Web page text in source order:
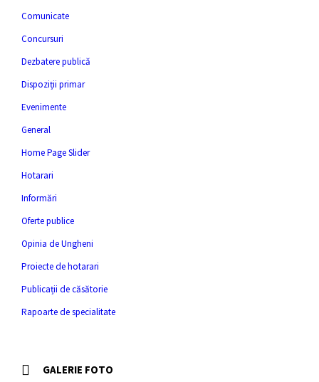
Comunicate
Concursuri
Dezbatere publică
Dispoziții primar
Evenimente
General
Home Page Slider
Hotarari
Informări
Oferte publice
Opinia de Ungheni
Proiecte de hotarari
Publicații de căsătorie
Rapoarte de specialitate
GALERIE FOTO